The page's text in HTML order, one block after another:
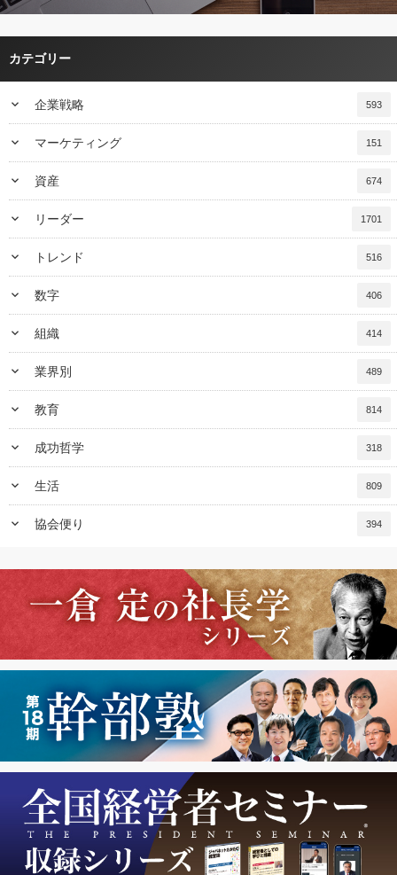
カテゴリー
keyboard_arrow_down 企業戦略 593
keyboard_arrow_down マーケティング 151
keyboard_arrow_down 資産 674
keyboard_arrow_down リーダー 1701
keyboard_arrow_down トレンド 516
keyboard_arrow_down 数字 406
keyboard_arrow_down 組織 414
keyboard_arrow_down 業界別 489
keyboard_arrow_down 教育 814
keyboard_arrow_down 成功哲学 318
keyboard_arrow_down 生活 809
keyboard_arrow_down 協会便り 394